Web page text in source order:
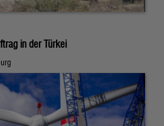
in der Türkei